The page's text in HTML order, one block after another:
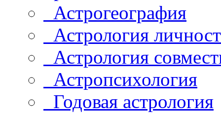
Астрогеография
Астрология
Астрология
Астропсихология
Годовая астрология